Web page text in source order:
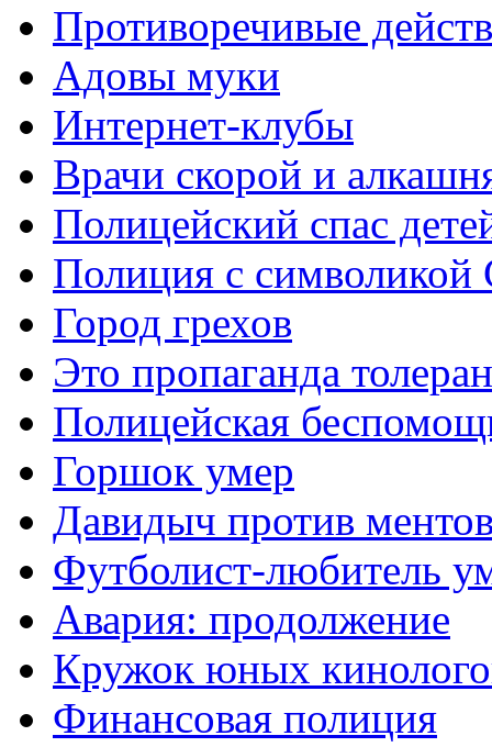
Противоречивые
Адовы муки
Интернет-клубы
Врачи скорой и
Полицейский спас
Полиция с
Город грехов
Это пропаганда
Полицейская
Горшок умер
Давидыч против
Футболиcт-любитель
Авария: продолжение
Кружок юных
Финансовая полиция